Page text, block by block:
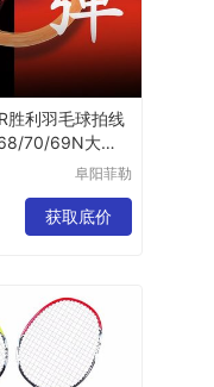
胜利羽毛球拍线
70/69N大盘
阜阳菲勒
公司
获取底价